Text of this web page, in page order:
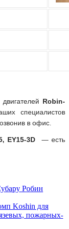
Robin-
специалистов
в офис.
EY15-3D — есть
Робин
Koshin для
пожарных-